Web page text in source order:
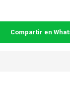
Compartir en